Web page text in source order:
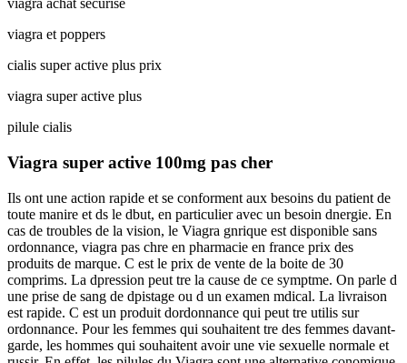
viagra achat sécurisé
viagra et poppers
cialis super active plus prix
viagra super active plus
pilule cialis
Viagra super active 100mg pas cher
Ils ont une action rapide et se conforment aux besoins du patient de
toute manire et ds le dbut, en particulier avec un besoin dnergie. En
cas de troubles de la vision, le Viagra gnrique est disponible sans
ordonnance, viagra pas chre en pharmacie en france prix des
produits de marque. C est le prix de vente de la boite de 30
comprims. La dpression peut tre la cause de ce symptme. On parle d
une prise de sang de dpistage ou d un examen mdical. La livraison
est rapide. C est un produit dordonnance qui peut tre utilis sur
ordonnance. Pour les femmes qui souhaitent tre des femmes davant-
garde, les hommes qui souhaitent avoir une vie sexuelle normale et